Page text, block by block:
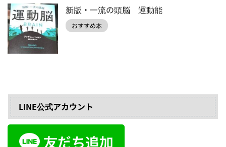
新版・一流の頭脳 運動能
おすすめ本
LINE公式アカウント